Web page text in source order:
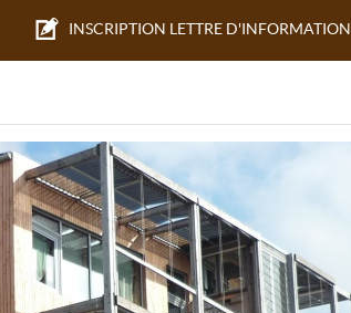
INSCRIPTION LETTRE D'INFORMATION